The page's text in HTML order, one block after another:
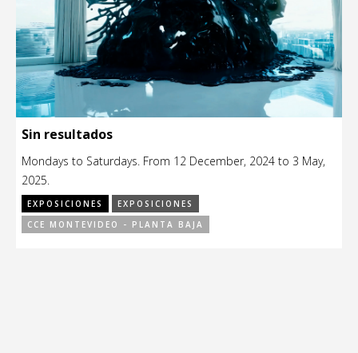
Sin resultados
Mondays to Saturdays. From 12 December, 2024 to 3 May,
2025.
EXPOSICIONES
EXPOSICIONES
CCE MONTEVIDEO - PLANTA BAJA